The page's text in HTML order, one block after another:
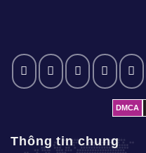
DMCA
Thông tin chung